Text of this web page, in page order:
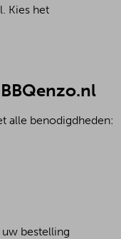
Kies het
alle benodigdheden:
bestelling